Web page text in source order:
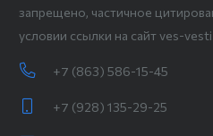
запрещено, частичное
условии ссылки на сайт ves-
+7 (863) 586-15-45
+7 (928) 135-29-25